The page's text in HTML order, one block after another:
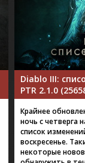
Diablo III:
PTR 2.1.0
Крайнее
ночь с четверга
список
воскресенье.
некоторые